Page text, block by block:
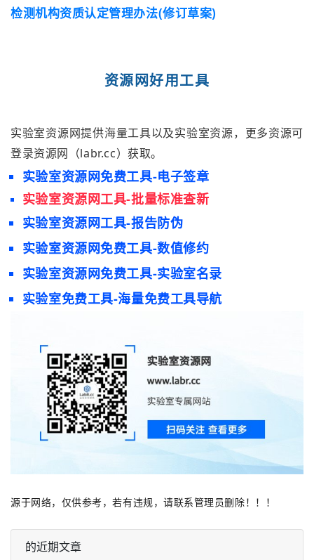
检测机构资质认定管理办法(修订草案)
资源网好用工具
实验室资源网提供海量工具以及实验室资源，更多资源可
登录资源网（labr.cc）获取。
实验室资源网免费工具-电子签章
实验室资源网工具-批量标准查新
实验室资源网工具-报告防伪
实验室资源网免费工具-数值修约
实验室资源网免费工具-实验室名录
实验室免费工具-海量免费工具导航
源于网络，仅供参考，若有违规，请联系管理员删除！！！
的近期文章